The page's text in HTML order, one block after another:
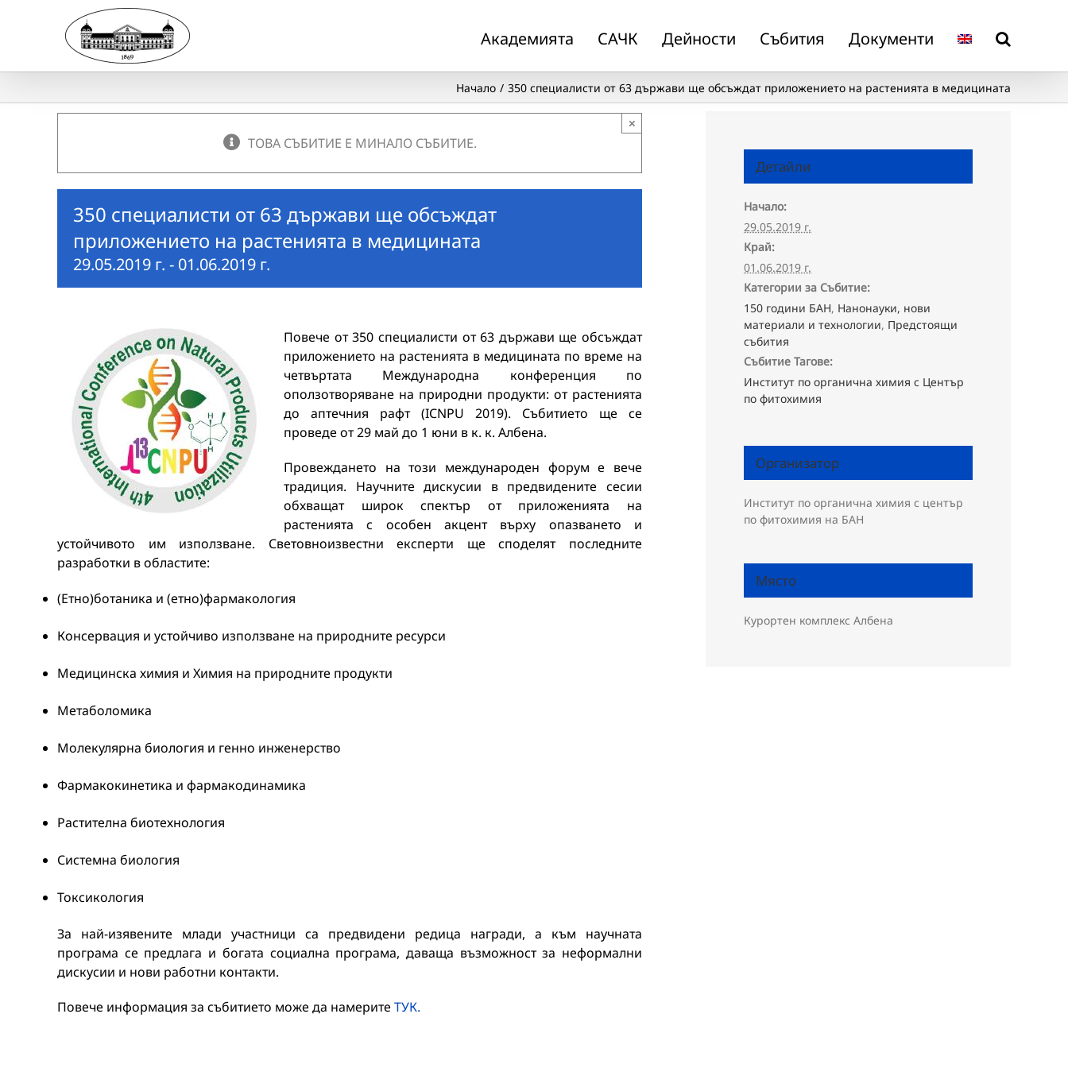
Академията САЧК Дейности Събития Документи
Начало 350 специалисти от 63 държави ще обсъждат приложението на растенията в медицината
ТОВА СЪБИТИЕ Е МИНАЛО СЪБИТИЕ.
×
350 специалисти от 63 държави ще обсъждат
приложението на растенията в медицината
29.05.2019 г. - 01.06.2019 г.
Повече от 350 специалисти от 63 държави ще обсъждат
приложението на растенията в медицината по време на
четвъртата Международна конференция по
оползотворяване на природни продукти: от растенията
до аптечния рафт (ICNPU 2019). Събитието ще се
проведе от 29 май до 1 юни в к. к. Албена.
Провеждането на този международен форум е вече
традиция. Научните дискусии в предвидените сесии
обхващат широк спектър от приложенията на
растенията с особен акцент върху опазването и
устойчивото им използване. Световноизвестни експерти ще споделят последните
разработки в областите:
(Етно)ботаника и (етно)фармакология
Консервация и устойчиво използване на природните ресурси
Медицинска химия и Химия на природните продукти
Метаболомика
Молекулярна биология и генно инженерство
Фармакокинетика и фармакодинамика
Растителна биотехнология
Системна биология
Токсикология
За най-изявените млади участници са предвидени редица награди, а към научната
програма се предлага и богата социална програма, даваща възможност за неформални
дискусии и нови работни контакти.
Повече информация за събитието може да намерите ТУК.
Детайли
Начало:
29.05.2019 г.
Край:
01.06.2019 г.
Категории за Събитие:
150 години БАН, Нанонауки, нови
материали и технологии, Предстоящи
събития
Събитие Тагове:
Институт по органична химия с Център
по фитохимия
Организатор
Институт по органична химия с център
по фитохимия на БАН
Място
Курортен комплекс Албена